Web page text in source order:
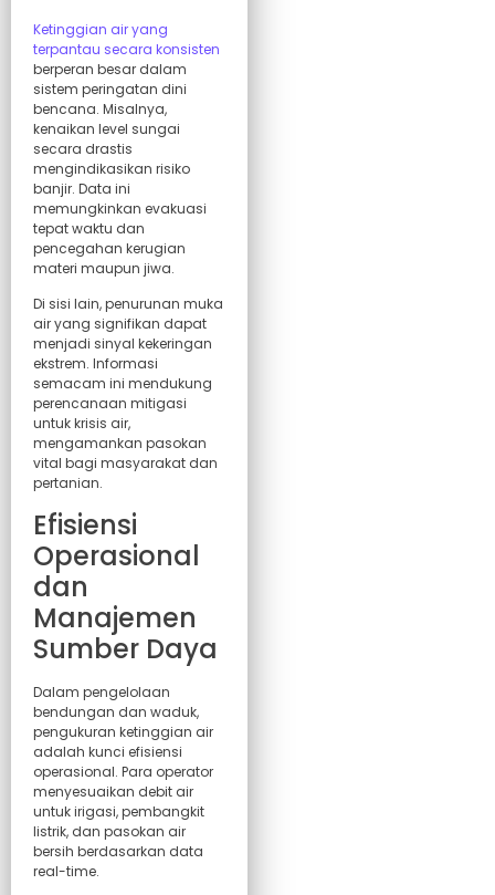
Ketinggian air yang
terpantau secara konsisten
berperan besar dalam
sistem peringatan dini
bencana. Misalnya,
kenaikan level sungai
secara drastis
mengindikasikan risiko
banjir. Data ini
memungkinkan evakuasi
tepat waktu dan
pencegahan kerugian
materi maupun jiwa.
Di sisi lain, penurunan muka
air yang signifikan dapat
menjadi sinyal kekeringan
ekstrem. Informasi
semacam ini mendukung
perencanaan mitigasi
untuk krisis air,
mengamankan pasokan
vital bagi masyarakat dan
pertanian.
Efisiensi
Operasional
dan
Manajemen
Sumber Daya
Dalam pengelolaan
bendungan dan waduk,
pengukuran ketinggian air
adalah kunci efisiensi
operasional. Para operator
menyesuaikan debit air
untuk irigasi, pembangkit
listrik, dan pasokan air
bersih berdasarkan data
real-time.